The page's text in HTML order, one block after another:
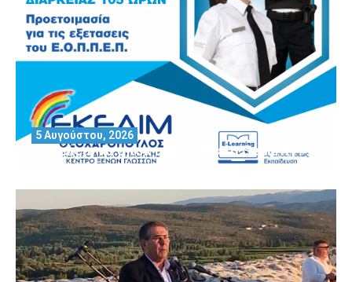
Θέλεις να αποκτήσεις άδεια Security?
5 Αυγούστου, 2026